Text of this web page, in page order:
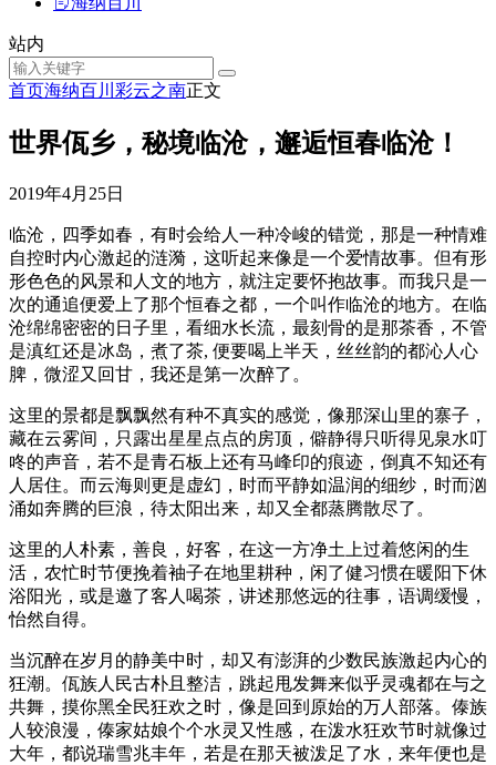
站内
首页海纳百川 彩云之南正文
世界佤乡，秘境临沧，邂逅恒春临沧！
2019年4月25日
临沧，四季如春，有时会给人一种冷峻的错觉，那是一种情难
自控时内心激起的涟漪，这听起来像是一个爱情故事。但有形
形色色的风景和人文的地方，就注定要怀抱故事。而我只是一
次的通追便爱上了那个恒春之都，一个叫作临沧的地方。在临
沧绵绵密密的日子里，看细水长流，最刻骨的是那茶香，不管
是滇红还是冰岛，煮了茶, 便要喝上半天，丝丝韵的都沁人心
脾，微涩又回甘，我还是第一次醉了。
这里的景都是飘飘然有种不真实的感觉，像那深山里的寨子，
藏在云雾间，只露出星星点点的房顶，僻静得只听得见泉水叮
咚的声音，若不是青石板上还有马峰印的痕迹，倒真不知还有
人居住。而云海则更是虚幻，时而平静如温润的细纱，时而汹
涌如奔腾的巨浪，待太阳出来，却又全都蒸腾散尽了。
这里的人朴素，善良，好客，在这一方净土上过着悠闲的生
活，农忙时节便挽着袖子在地里耕种，闲了健习惯在暖阳下休
浴阳光，或是邀了客人喝茶，讲述那悠远的往事，语调缓慢，
怡然自得。
当沉醉在岁月的静美中时，却又有澎湃的少数民族激起内心的
狂潮。佤族人民古朴且整洁，跳起甩发舞来似乎灵魂都在与之
共舞，摸你黑全民狂欢之时，像是回到原始的万人部落。傣族
人较浪漫，傣家姑娘个个水灵又性感，在泼水狂欢节时就像过
大年，都说瑞雪兆丰年，若是在那天被泼足了水，来年便也是